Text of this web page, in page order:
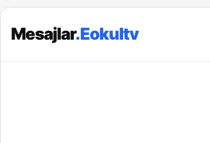
Mesajlar.Eokultv